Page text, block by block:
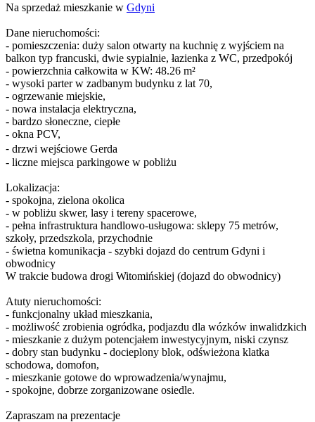
Na sprzedaż mieszkanie w Gdyni
Dane nieruchomości:
- pomieszczenia: duży salon otwarty na kuchnię z wyjściem na
balkon typ francuski, dwie sypialnie, łazienka z WC, przedpokój
- powierzchnia całkowita w KW: 48.26 m²
- wysoki parter w zadbanym budynku z lat 70,
- ogrzewanie miejskie,
- nowa instalacja elektryczna,
- bardzo słoneczne, ciepłe
- okna PCV,
⁃ drzwi wejściowe Gerda
- liczne miejsca parkingowe w pobliżu
Lokalizacja:
- spokojna, zielona okolica
- w pobliżu skwer, lasy i tereny spacerowe,
- pełna infrastruktura handlowo-usługowa: sklepy 75 metrów,
szkoły, przedszkola, przychodnie
- świetna komunikacja - szybki dojazd do centrum Gdyni i
obwodnicy
W trakcie budowa drogi Witomińskiej (dojazd do obwodnicy)
Atuty nieruchomości:
- funkcjonalny układ mieszkania,
- możliwość zrobienia ogródka, podjazdu dla wózków inwalidzkich
- mieszkanie z dużym potencjałem inwestycyjnym, niski czynsz
- dobry stan budynku - docieplony blok, odświeżona klatka
schodowa, domofon,
- mieszkanie gotowe do wprowadzenia/wynajmu,
- spokojne, dobrze zorganizowane osiedle.
Zapraszam na prezentacje